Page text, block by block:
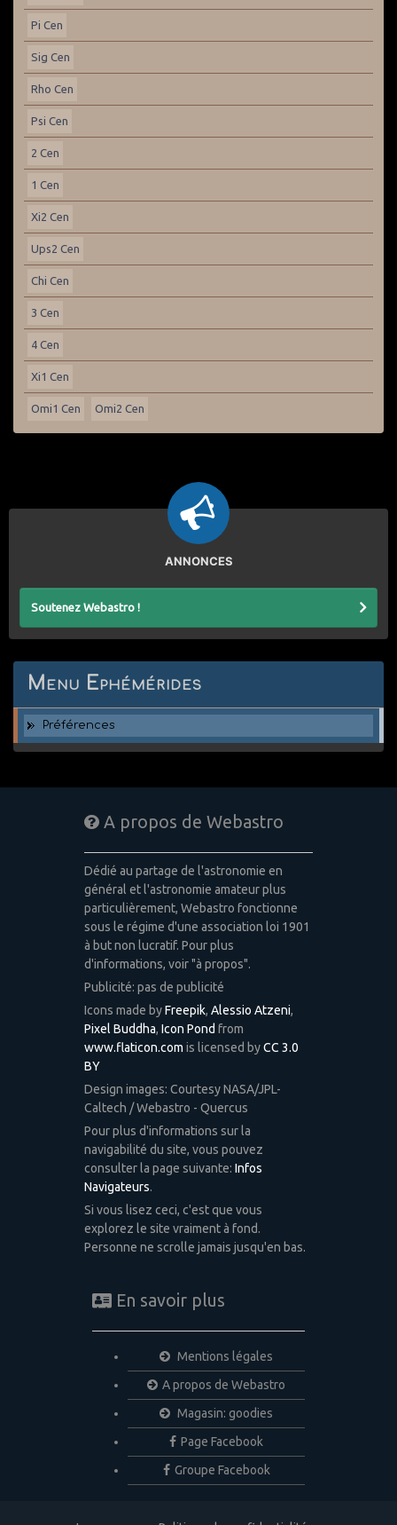
Pi Cen
Sig Cen
Rho Cen
Psi Cen
2 Cen
1 Cen
Xi2 Cen
Ups2 Cen
Chi Cen
3 Cen
4 Cen
Xi1 Cen
Omi1 Cen Omi2 Cen
ANNONCES
Soutenez Webastro !
Menu Ephémérides
Préférences
A propos de Webastro
Dédié au partage de l'astronomie en
général et l'astronomie amateur plus
particulièrement, Webastro fonctionne
sous le régime d'une association loi 1901
à but non lucratif. Pour plus
d'informations, voir "à propos".
Publicité: pas de publicité
Icons made byFreepik, Alessio Atzeni,
Pixel Buddha, Icon Pond from
www.flaticon.com is licensed byCC 3.0
BY
Design images: Courtesy NASA/JPL-
Caltech / Webastro - Quercus
Pour plus d'informations sur la
navigabilité du site, vous pouvez
consulter la page suivante: Infos
Navigateurs.
Si vous lisez ceci, c'est que vous
explorez le site vraiment à fond.
Personne ne scrolle jamais jusqu'en bas.
En savoir plus
Mentions légales
A propos de Webastro
Magasin: goodies
Page Facebook
Groupe Facebook